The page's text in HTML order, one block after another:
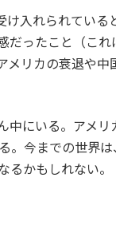
入れられている
ったこと（こ
リカの衰退や
にいる。アメ
今までの世界
かもしれない。